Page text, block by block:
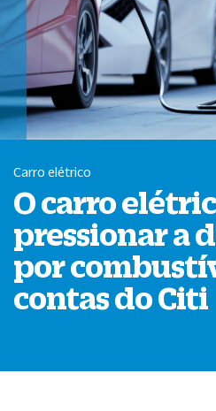
Carro elétrico
O carro
pressionar a
por
contas do Citi